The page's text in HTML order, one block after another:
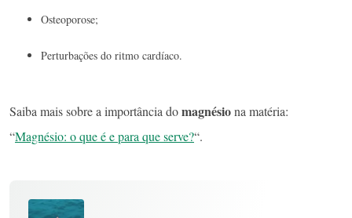
Osteoporose;
Perturbações do ritmo cardíaco.
Saiba mais sobre a importância domagnésiona matéria:
“Magnésio: o que é e para que serve?“.